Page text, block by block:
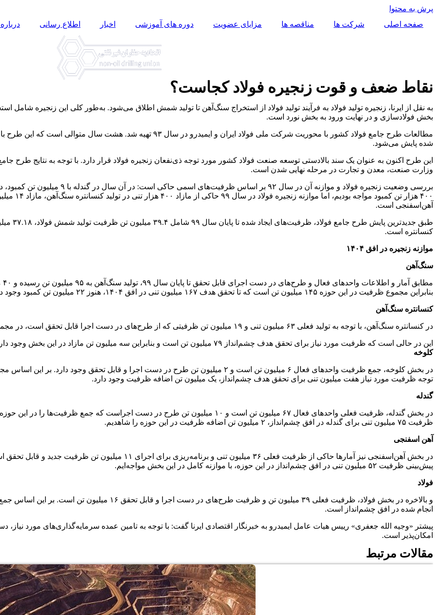
پرش به محتوا
صفحه اصلی
شرکت ها مناقصه ها مزایای عضویت دوره های آموزشی اخبار اطلاع رسانی
نقاط ضعف و قوت زنجیره فولاد کجاست؟
به نقل از ایرنا، زنجیره تولید فولاد به فرآیند تولید فولاد از استخراج سنگ‌آهن تا تولید شمش اطلاق می‌شود. به‌طور کلی این زنجیره
بخش فولادسازی و در نهایت ورود به بخش نورد است.
مطالعات طرح جامع فولاد کشور با محوریت شرکت ملی فولاد ایران و ایمیدرو در
شده پایش می‌شود.
این طرح اکنون به عنوان یک سند بالادستی توسعه صنعت فولاد کشور مورد توجه ذی‌نفعان زنجیره فولاد قرار دارد. با توجه به نتایج طرح
وزارت صنعت، معدن و تجارت در مرحله نهایی شدن است.
آهن‌اسفنجی است.
کنسانتره است.
موازنه زنجیره در افق ۱۴۰۴
سنگ‌آهن
بنابراین مجموع ظرفیت در این حوزه ۱۴۵ میلیون تن است که تا تحقق هدف ۱۶۷ میلیون تنی در افق ۱۴۰۴، هنوز ۲۲ میلیون تن کمبود وجود دارد.
کنسانتره سنگ‌آهن
در کنسانتره سنگ‌آهن، با توجه به تولید فعلی ۶۳ میلیون تنی و ۱۹ میلیون تن ظرفیتی که از طرح‌های در دست اجرا قابل تحقق است، در مجموع ظرفیت به ۸۲ میلیون تن خواهد رسید.
این در حالی است که ظرفیت مورد نیاز برای تحقق هدف چشم‌انداز ۷۹ میلیون تن است و بنابراین سه میلیون تن مازاد در این بخش وجود دارد.
کلوخه
در بخش کلوخه، جمع ظرفیت واحدهای فعال ۶ میلیون تن است و ۲ میلیون تن طرح در دست اجرا و
توجه ظرفیت مورد نیاز هفت میلیون تنی برای تحقق هدف چشم‌انداز، یک میلیون تن اضافه ظرفیت وجود دارد.
گندله
ظرفیت ۷۵ میلیون تنی برای گندله در افق چشم‌انداز، ۲ میلیون تن اضافه ظرفیت در این حوزه را شاهدیم.
آهن اسفنجی
پیش‌بینی ظرفیت ۵۲ میلیون تنی در افق چشم‌انداز در این حوزه، با موازنه کامل در این بخش مواجه‌ایم.
فولاد
انجام شده در افق چشم‌انداز است.
امکان‌پذیر است.
مقالات مرتبط